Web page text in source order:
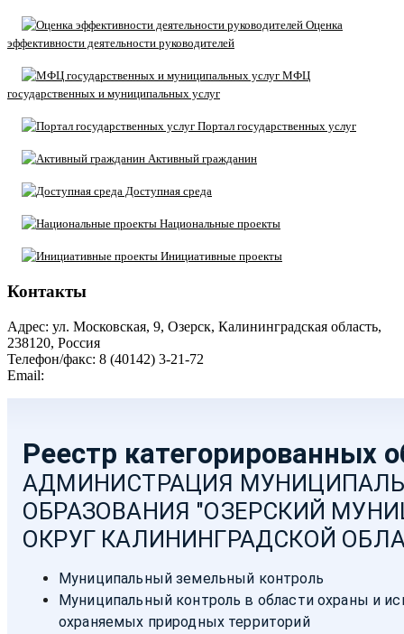
Оценка
эффективности деятельности руководителей
МФЦ
государственных и муниципальных услуг
Портал государственных услуг
Активный гражданин
Доступная среда
Национальные проекты
Инициативные проекты
Контакты
Адрес: ул. Московская, 9, Озерск, Калининградская область,
238120, Россия
Телефон/факс: 8 (40142) 3-21-72
Email: